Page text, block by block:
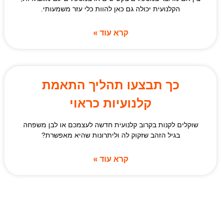
הקלנועית יכולה גם כאן להוות כלי עזר משמעותי.
קרא עוד »
כך תבצעו תהליך התאמת
קלנועיות כראוי
שוקלים לקנות בקרוב קלנועית חדשה לעצמכם או לבן משפחה
בגיל הזהב שזקוק לה וליתרונות שהיא מאפשרת?
קרא עוד »